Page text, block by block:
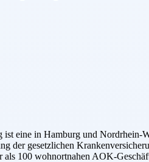
eine in Hamburg und Nordrhein-
der gesetzlichen
als 100 wohnortnahen AOK-